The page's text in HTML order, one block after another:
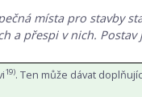
místa pro stavby
a přespi v nich.
19). Ten může dávat